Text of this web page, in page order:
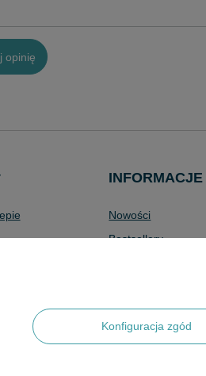
opinię
cookie
INFORMACJE
Nowości
Bestsellery
Konfiguracja zgód